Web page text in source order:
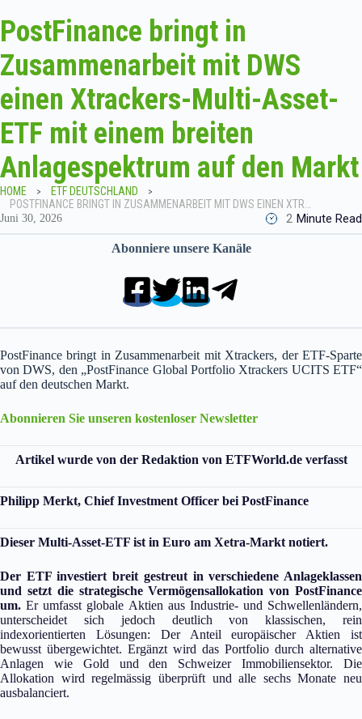
PostFinance bringt in
Zusammenarbeit mit DWS
einen Xtrackers-Multi-Asset-
ETF mit einem breiten
Anlagespektrum auf den Markt
HOME
ETF DEUTSCHLAND
POSTFINANCE BRINGT IN ZUSAMMENARBEIT MIT DWS EINEN XTRACKERS-MULTI-ASSET-ETF MIT EINEM BREITEN ANLAGESPEKTRUM AUF DEN MARKT
Juni 30, 2026 2 Minute Read
Abonniere unsere Kanäle
PostFinance bringt in Zusammenarbeit mit Xtrackers, der ETF-Sparte
von DWS, den „PostFinance Global Portfolio Xtrackers UCITS ETF“
auf den deutschen Markt.
Abonnieren Sie unseren kostenloser Newsletter
Artikel wurde von der Redaktion von ETFWorld.de verfasst
Philipp Merkt, Chief Investment Officer bei PostFinance
Dieser Multi-Asset-ETF ist in Euro am Xetra-Markt notiert.
Der ETF investiert breit gestreut in verschiedene Anlageklassen
und setzt die strategische Vermögensallokation von PostFinance
um. Er umfasst globale Aktien aus Industrie- und Schwellenländern,
unterscheidet sich jedoch deutlich von klassischen, rein
indexorientierten Lösungen: Der Anteil europäischer Aktien ist
bewusst übergewichtet. Ergänzt wird das Portfolio durch alternative
Anlagen wie Gold und den Schweizer Immobiliensektor. Die
Allokation wird regelmässig überprüft und alle sechs Monate neu
ausbalanciert.